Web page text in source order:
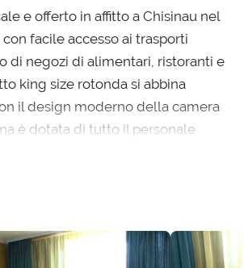
e offerto in affitto a Chisinau nel
facile accesso ai trasporti
di negozi di alimentari, ristoranti e
king size rotonda si abbina
il design moderno della camera
è dotata di tutto il personale
da pranzo che ha permesso